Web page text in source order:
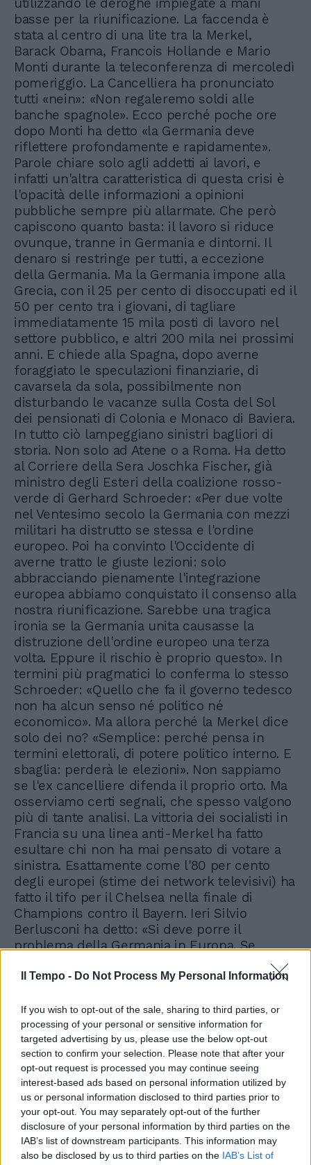
Il Tempo - Do Not Process My Personal Information
If you wish to opt-out of the sale, sharing to third parties, or
processing of your personal or sensitive information for
targeted advertising by us, please use the below opt-out
section to confirm your selection. Please note that after your
opt-out request is processed you may continue seeing
interest-based ads based on personal information utilized by
us or personal information disclosed to third parties prior to
your opt-out. You may separately opt-out of the further
disclosure of your personal information by third parties on the
IAB’s list of downstream participants. This information may
also be disclosed by us to third parties on the IAB’s List of
utilizzando le deroghe impiegate a mani
basse per la riunificazione. La faccenda è
stata al centro di una lite tra la Merkel,
Barack Obama, Francois Hollande e Mario
Monti durante la teleconferenza di mercoledì
pomeriggio. La Cancelliera ha pronunciato
tutti «nein»: «Non regaleremo soldi alle
banche spagnole». Ecco perché poche ore
dopo Monti ha detto «la Germania deve
riflettere profondamente e rapidamente».
Parole chiare solo agli addetti ai lavori, e
infatti un'altra caratteristica di questa crisi è
l'opacità delle informazioni a opinioni
pubbliche sempre più allarmate. Che però
capiscono quanto basta: il lavoro si riduce
ovunque, tranne in Germania e dintorni. Il
denaro si restringe per tutti, a eccezione
della Germania. Ma la Germania impone alla
Grecia, con il 25 per cento di disoccupati ed il
50 per cento tra i giovani, di tagliare
immediatamente 15 mila posti di lavoro nel
settore pubblico, e altri 200 mila nei prossimi
anni. E chiede alla Spagna, dopo averne
foraggiato le speculazioni finanziarie, di
cavarsela da sola, possibilmente non
disturbando le vacanze sulla Costa del Sol
dei pensionati di Colonia e Monaco di Baviera.
In tutto ciò lampeggiano sinistri bagliori di
storia. Non solo ad Atene o a Roma. Ha detto
al Corriere della Sera Joschka Fischer, già
ministro degli Esteri della coalizione rosso-
verde di Gerhard Schroeder: «Per due volte
nel Ventesimo secolo la Germania con mezzi
militari ha distrutto se stessa e l'ordine
europeo. Poi ha convinto l'Occidente di
averne tratto le giuste lezioni: solo
abbracciando pienamente l'integrazione
europea abbiamo conquistato il consenso alla
nostra riunificazione. Sarebbe una tragica
ironia se la Germania unita causasse la
distruzione dell'ordine europeo una terza
volta. Eppure il rischio è proprio questo». In
termini più pragmatici lo conferma lo stesso
Schroeder: «Quello che fa il governo tedesco
non ha alcun senso né politico né
economico». Ma allora perché la Merkel dice
solo dei no? «Semplice: perché pensa in
termini elettorali, di potere politico interno. E
sbaglia: perderà le elezioni». Non sappiamo
se l'ex cancelliere difenda il proprio orto. Ma
osserviamo certi segnali, che spesso valgono
più di tante analisi. La vittoria dei socialisti in
Francia su una linea anti-Merkel ha fatto
esultare chi non ha mai pensato di votare a
sinistra. Esattamente come l'80 per cento
degli europei (stime dei network televisivi) ha
fatto il tifo per il Chelsea nella finale di
Champions contro il Bayern. Ieri Silvio
Berlusconi ha detto: «Si deve porre il
problema della Germania in Europa. Se
continua così, esca dall'euro». Questo, e non
l'«idea pazza», anzi balorda, che l'Italia
zecca, è il nocciolo del problema. La
Germania contro il resto d'Europa? Misurate i
fischi alle Olimpiadi di Londra.